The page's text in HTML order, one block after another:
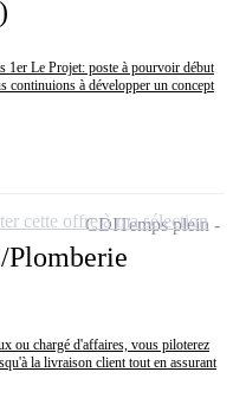
1er Le Projet: poste à pourvoir début
continuions à développer un concept
Plomberie
ou chargé d'affaires, vous piloterez
la livraison client tout en assurant
CDITemps plein
cette offre à ma sélection